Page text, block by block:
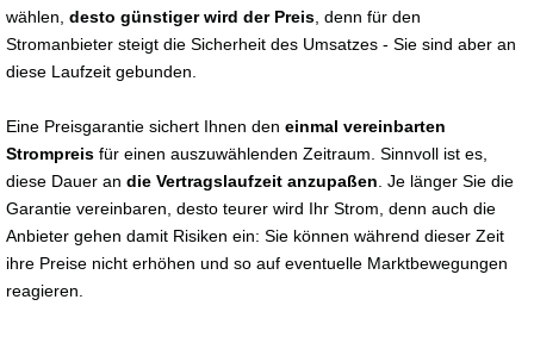
wählen, desto günstiger wird der Preis , denn für den
Stromanbieter steigt die Sicherheit des Umsatzes - Sie sind aber an
diese Laufzeit gebunden.
Eine Preisgarantie sichert Ihnen den einmal vereinbarten
Strompreis für einen auszuwählenden Zeitraum. Sinnvoll ist es,
diese Dauer an die Vertragslaufzeit anzupaßen . Je länger Sie die
Garantie vereinbaren, desto teurer wird Ihr Strom, denn auch die
Anbieter gehen damit Risiken ein: Sie können während dieser Zeit
ihre Preise nicht erhöhen und so auf eventuelle Marktbewegungen
reagieren.